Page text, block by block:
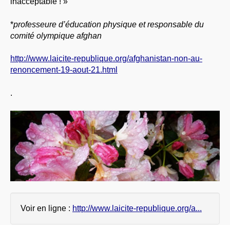
*professeure d’éducation physique et responsable du
comité olympique afghan
http://www.laicite-republique.org/afghanistan-non-au-
renoncement-19-aout-21.html
.
Voir en ligne : http://www.laicite-republique.org/a...